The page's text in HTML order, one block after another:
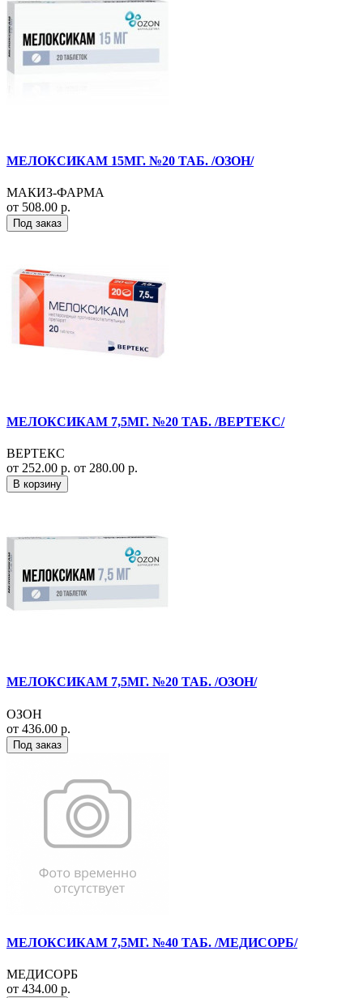
МЕЛОКСИКАМ 15МГ. №20 ТАБ. /ОЗОН/
МАКИЗ-ФАРМА
от 508.00 р.
Под заказ
МЕЛОКСИКАМ 7,5МГ. №20 ТАБ. /ВЕРТЕКС/
ВЕРТЕКС
от 252.00 р. от 280.00 р.
В корзину
МЕЛОКСИКАМ 7,5МГ. №20 ТАБ. /ОЗОН/
ОЗОН
от 436.00 р.
Под заказ
МЕЛОКСИКАМ 7,5МГ. №40 ТАБ. /МЕДИСОРБ/
МЕДИСОРБ
от 434.00 р.